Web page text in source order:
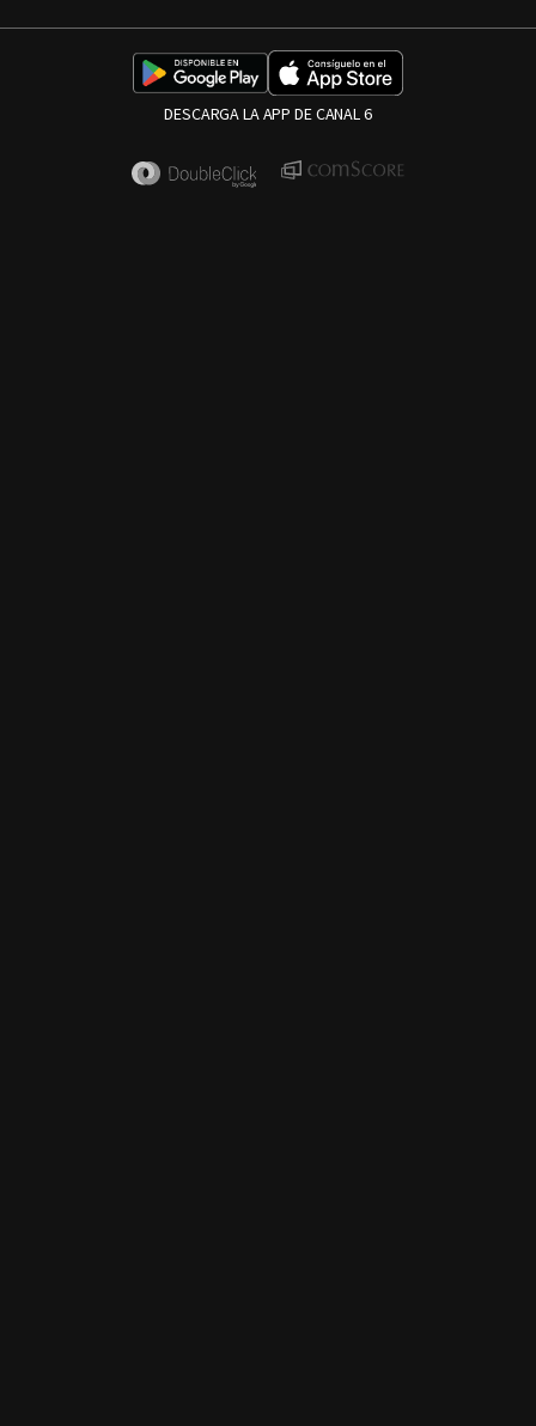
DESCARGA LA APP DE CANAL 6